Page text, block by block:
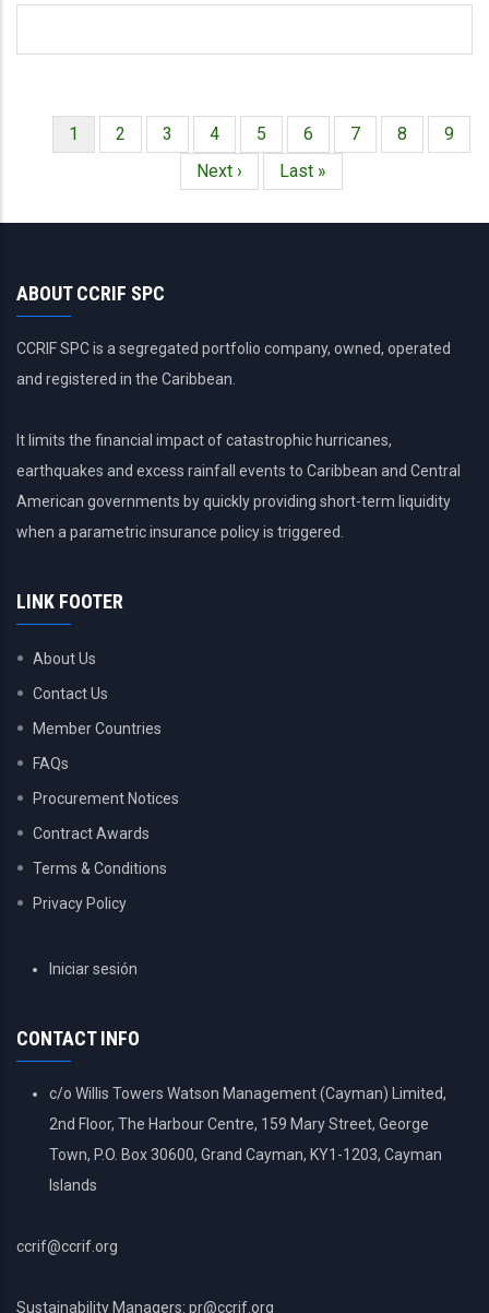
Paginación
Página
actual
1 Página
2 Página
3 Página
4 Página
5 Página
6 Página
7 Página
8
9
Siguiente
página
Next ›
Última
página
Last »
ABOUT CCRIF SPC
CCRIF SPC is a segregated portfolio company, owned, operated
and registered in the Caribbean.
It limits the financial impact of catastrophic hurricanes,
earthquakes and excess rainfall events to Caribbean and Central
American governments by quickly providing short-term liquidity
when a parametric insurance policy is triggered.
LINK FOOTER
About Us
Contact Us
Member Countries
FAQs
Procurement Notices
Contract Awards
Terms & Conditions
Privacy Policy
USERIniciar sesión
CONTACT INFO
c/o Willis Towers Watson Management (Cayman) Limited,
2nd Floor, The Harbour Centre, 159 Mary Street, George
Town, P.O. Box 30600, Grand Cayman, KY1-1203, Cayman
Islands
ccrif@ccrif.org
Sustainability Managers: pr@ccrif.org